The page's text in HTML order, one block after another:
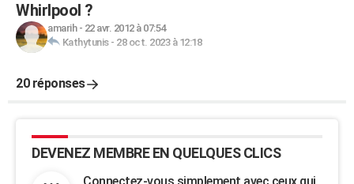
Whirlpool ?
amarih- 22 avr. 2012 à 07:54
Kathytunis- 28 oct. 2023 à 12:18
20 réponses
DEVENEZ MEMBRE EN QUELQUES CLICS